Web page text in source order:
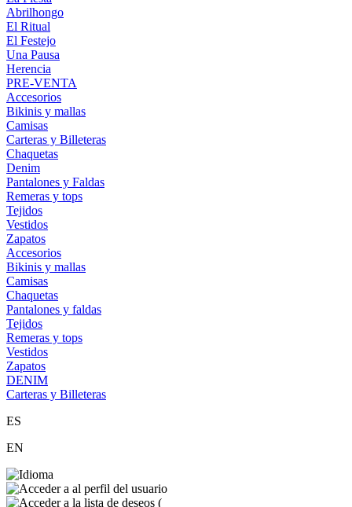
Abrilhongo
El Ritual
El Festejo
Una Pausa
Herencia
PRE-VENTA
Accesorios
Bikinis y mallas
Camisas
Carteras y Billeteras
Chaquetas
Denim
Pantalones y Faldas
Remeras y tops
Tejidos
Vestidos
Zapatos
Accesorios
Bikinis y mallas
Camisas
Chaquetas
Pantalones y faldas
Tejidos
Remeras y tops
Vestidos
Zapatos
DENIM
Carteras y Billeteras
ES
EN
(